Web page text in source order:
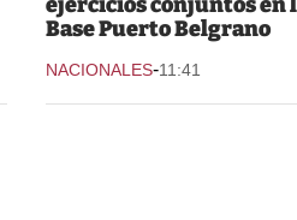
Base Puerto Belgrano
NACIONALES-11:41